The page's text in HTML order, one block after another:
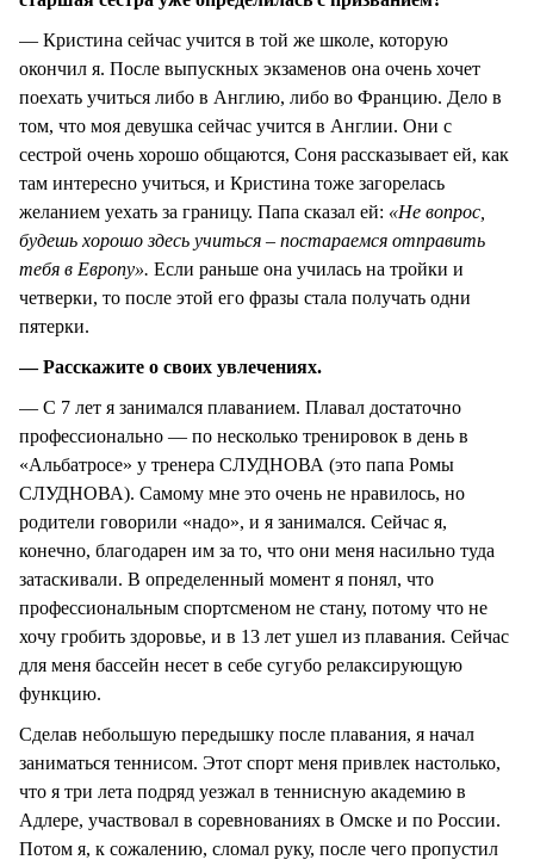
— Кристина сейчас учится в той же школе, которую
окончил я. После выпускных экзаменов она очень хочет
поехать учиться либо в Англию, либо во Францию. Дело в
том, что моя девушка сейчас учится в Англии. Они с
сестрой очень хорошо общаются, Соня рассказывает ей, как
там интересно учиться, и Кристина тоже загорелась
желанием уехать за границу. Папа сказал ей: «Не вопрос,
будешь хорошо здесь учиться – постараемся отправить
тебя в Европу». Если раньше она училась на тройки и
четверки, то после этой его фразы стала получать одни
пятерки.
— Расскажите о своих увлечениях.
— С 7 лет я занимался плаванием. Плавал достаточно
профессионально — по несколько тренировок в день в
«Альбатросе» у тренера СЛУДНОВА (это папа Ромы
СЛУДНОВА). Самому мне это очень не нравилось, но
родители говорили «надо», и я занимался. Сейчас я,
конечно, благодарен им за то, что они меня насильно туда
затаскивали. В определенный момент я понял, что
профессиональным спортсменом не стану, потому что не
хочу гробить здоровье, и в 13 лет ушел из плавания. Сейчас
для меня бассейн несет в себе сугубо релаксирующую
функцию.
Сделав небольшую передышку после плавания, я начал
заниматься теннисом. Этот спорт меня привлек настолько,
что я три лета подряд уезжал в теннисную академию в
Адлере, участвовал в соревнованиях в Омске и по России.
Потом я, к сожалению, сломал руку, после чего пропустил